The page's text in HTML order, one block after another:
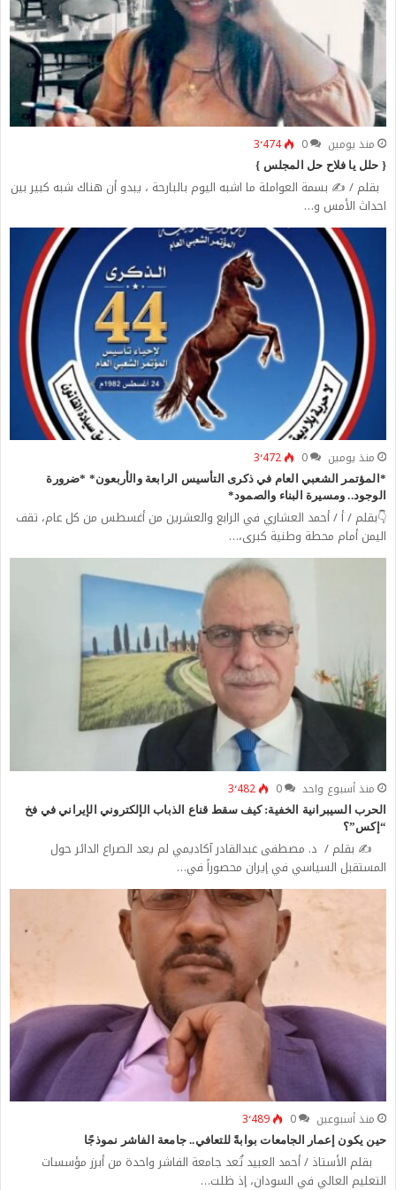
منذ يومين 0 3٬474
{ حلل يا فلاح حل المجلس }
بقلم / ✍️ بسمة العواملة ما اشبه اليوم بالبارحة ، يبدو أن هناك شبه كبير بين
احداث الأمس و…
منذ يومين 0 3٬472
*المؤتمر الشعبي العام في ذكرى التأسيس الرابعة والأربعون* *ضرورة
الوجود.. ومسيرة البناء والصمود*
👇بقلم / أ / أحمد العشاري في الرابع والعشرين من أغسطس من كل عام، تقف
اليمن أمام محطة وطنية كبرى،…
منذ أسبوع واحد 0 3٬482
الحرب السيبرانية الخفية: كيف سقط قناع الذباب الإلكتروني الإيراني في فخ
“إكس”؟
✍️ بقلم / د. مصطفى عبدالقادر آكاديمي لم يعد الصراع الدائر حول
المستقبل السياسي في إيران محصوراً في…
منذ أسبوعين 0 3٬489
حين يكون إعمار الجامعات بوابةً للتعافي.. جامعة الفاشر نموذجًا
بقلم الأستاذ / أحمد العبيد تُعد جامعة الفاشر واحدة من أبرز مؤسسات
التعليم العالي في السودان، إذ ظلت…